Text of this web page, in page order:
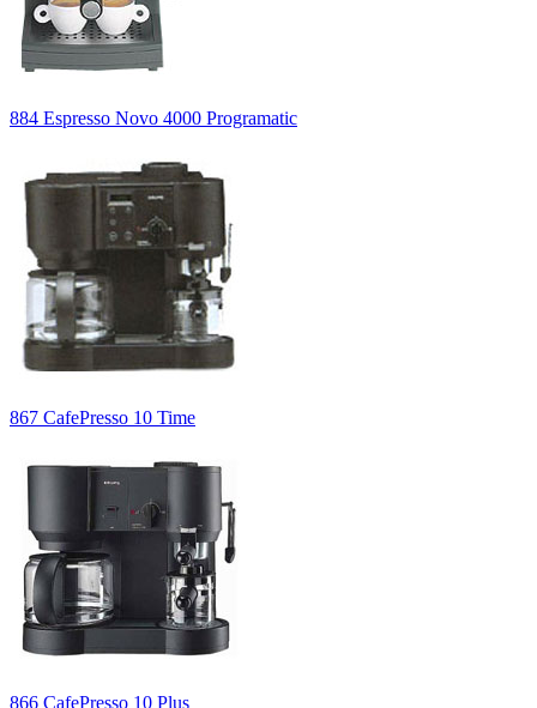
884 Espresso Novo 4000 Programatic
867 CafePresso 10 Time
866 CafePresso 10 Plus